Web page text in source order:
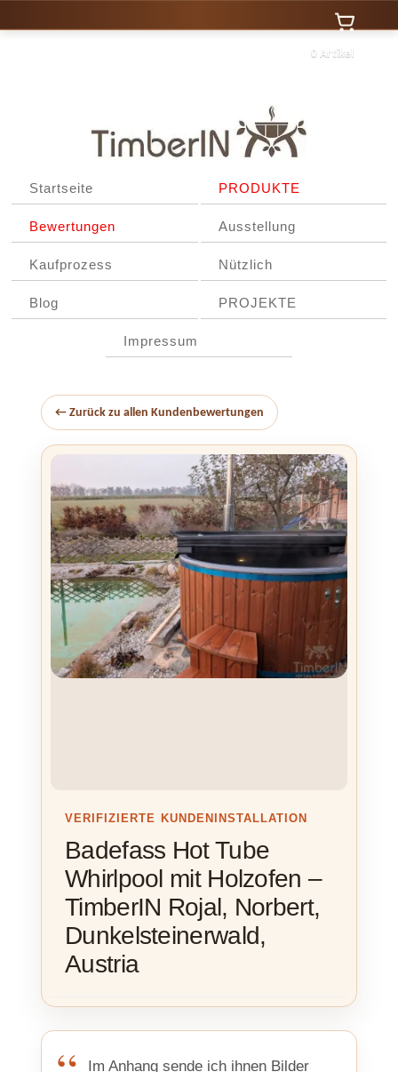
0 Artikel
Startseite PRODUKTE
Bewertungen Ausstellung
Kaufprozess Nützlich
Blog PROJEKTE
Impressum
← Zurück zu allen Kundenbewertungen
VERIFIZIERTE KUNDENINSTALLATION
Badefass Hot Tube
Whirlpool mit Holzofen –
TimberIN Rojal, Norbert,
Dunkelsteinerwald,
Austria
Im Anhang sende ich ihnen Bilder